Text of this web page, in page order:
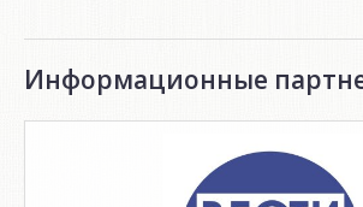
Информационные